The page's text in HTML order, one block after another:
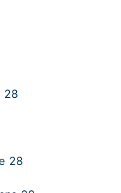
28
28